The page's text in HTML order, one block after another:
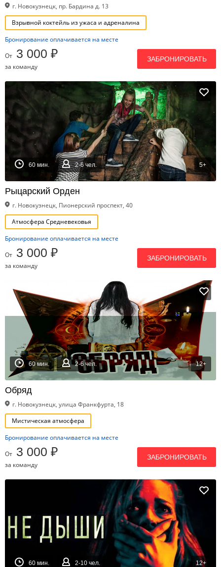
г. Новокузнецк, пр. Бардина д. 13
Взрывной коктейль из ужаса и адреналина
Бронирование оплачивается на месте
От 3 000 ₽
за команду
ЗАБРОНИРОВАТЬ
60 мин. 2-6 чел. 5+
Рыцарский Орден
г. Новокузнецк, Пионерский проспект, 40
Атмосфера Средневековья
Бронирование оплачивается на месте
От 3 000 ₽
за команду
ЗАБРОНИРОВАТЬ
60 мин. 2-6 чел. 12+
Обряд
г. Новокузнецк, улица Франкфурта, 18
Мистическая атмосфера
Бронирование оплачивается на месте
От 3 000 ₽
за команду
ЗАБРОНИРОВАТЬ
60 мин. 2-10 чел. 12+